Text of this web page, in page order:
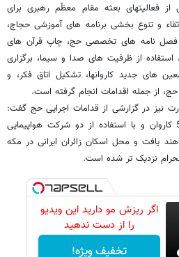
از فعالیتهای بعثه مقام معظّم رهبری برای
و تنوع بخشی برنامه های آموزشی حجاج،
فصل نامه های تخصصی حج، چاپ قرآن های
از ظرفیت های صدا و سیما، برگزاری
های جدید کاروانها، تشکیل اتاق فکر، و
از جمله اقدامات انجام گرفته است.
نیز در گزارشی از قدامات اجرایی حج گفت:
امسال 97 هزار زائر در قالب 588 کاروان و با استفاده از دو شرکت هواپیمایی
یافت و محل اسکان زائران ایرانی در مکه
نزدیک تر شده است.
اگر ریزش مو دارید این ویدیو
را از دست ندهید
تخفیف ویژه!